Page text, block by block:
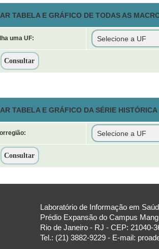
TABELA E GRÁFICO DE TODAS AS
uma UF:
TABELA E GRÁFICO DA SÉRIE
Laboratório de Informação em
Prédio Expansão do Campus
Rio de Janeiro - RJ - CEP: 21040-
Tel.: (21) 3882-9229 - E-mail: